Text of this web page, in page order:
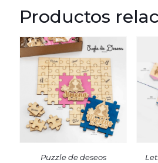
Productos
Puzzle de deseos